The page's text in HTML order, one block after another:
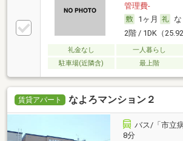
管理費-
1ヶ月
な
2階 / 1DK（
礼金なし 一人暮らし
駐車場(近隣含)
最上階
賃貸アパート なよろマンション２
バス/「市立
8分